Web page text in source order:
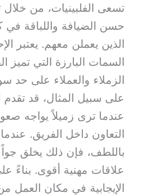
تسعى الفلبينيات، من خلال
حسن الضيافة واللباقة
الذين يعملن معهم. يعتبر
السمات البارزة التي تميز
الزملاء والعملاء على حد
على سبيل المثال، قد تقدم
عندما ترى زميلاً يواجه
التعاون داخل الفريق.
باللطف، فإن ذلك يخلق
علاقات مهنية أقوى. بناءً
الإيجابية في مكان العمل